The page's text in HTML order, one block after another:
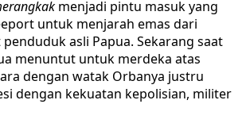
menjadi pintu masuk yang
untuk menjarah emas dari
asli Papua. Sekarang saat
menuntut untuk merdeka atas
dengan watak Orbanya justru
dengan kekuatan kepolisian, militer